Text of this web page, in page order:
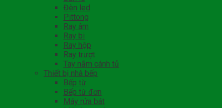
Đèn led
Pittong
Ray âm
Ray bi
Ray hộp
Ray trượt
Tay nắm cánh tủ
Thiết bị nhà bếp
Bếp từ
Bếp từ đơn
Máy rửa bát